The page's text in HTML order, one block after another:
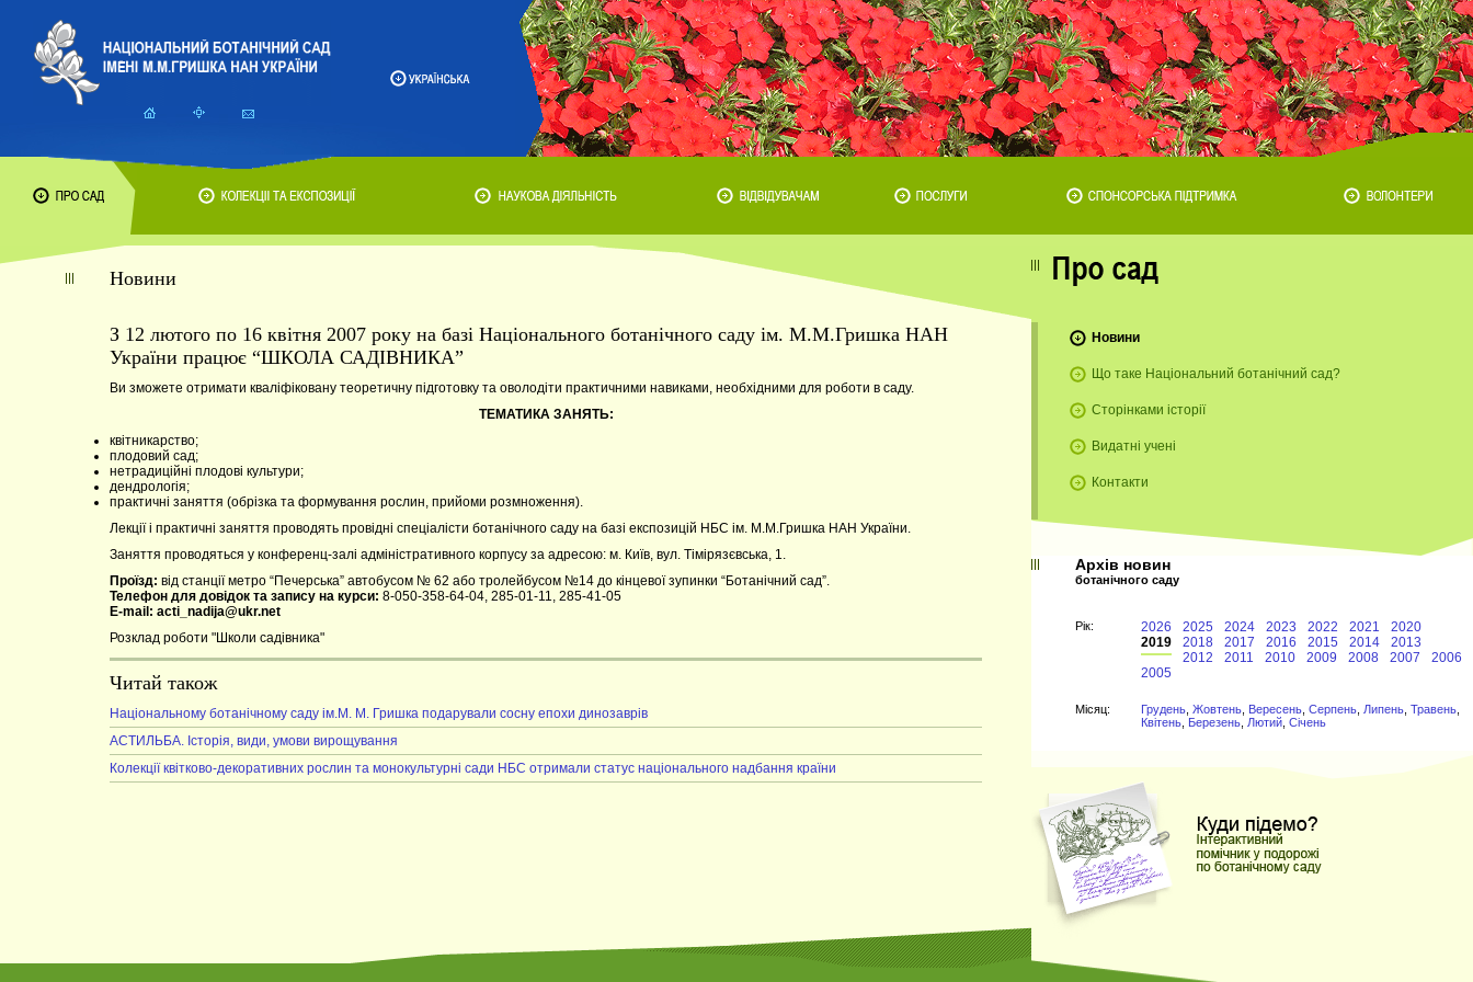
Новини
З 12 лютого по 16 квітня 2007 року на базі Національного ботанічного саду ім. М.М.Гришка НАН
України працює “ШКОЛА САДІВНИКА”
Ви зможете отримати кваліфіковану теоретичну підготовку та оволодіти практичними навиками, необхідними для роботи в саду.
ТЕМАТИКА ЗАНЯТЬ:
квітникарство;
плодовий сад;
нетрадиційні плодові культури;
дендрологія;
практичні заняття (обрізка та формування рослин, прийоми розмноження).
Лекції і практичні заняття проводять провідні спеціалісти ботанічного саду на базі експозицій НБС ім. М.М.Гришка НАН України.
Заняття проводяться у конференц-залі адміністративного корпусу за адресою: м. Київ, вул. Тімірязєвська, 1.
Проїзд: від станції метро “Печерська” автобусом № 62 або тролейбусом №14 до кінцевої зупинки “Ботанічний сад”.
Телефон для довідок та запису на курси: 8-050-358-64-04, 285-01-11, 285-41-05
Е-mail: acti_nadija@ukr.net
Розклад роботи "Школи садівника"
Читай також
Національному ботанічному саду ім.М. М. Гришка подарували сосну епохи динозаврів
АСТИЛЬБА. Історія, види, умови вирощування
Колекції квітково-декоративних рослин та монокультурні сади НБС отримали статус національного надбання країни
Новини
Що таке Національний ботанічний сад?
Сторінками історії
Видатні учені
Контакти
Архів новин
ботанічного саду
Рiк: 2026 2025 2024 2023 2022 2021
2020
2019
2018 2017 2016 2015 2014
2013
2012
2011 2010 2009 2008 2007
2006
2005
Мiсяц: Грудень Жовтень Вересень Серпень Липень Травень
Квітень Березень Лютий Січень